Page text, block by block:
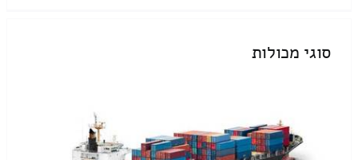
סוגי מכולות